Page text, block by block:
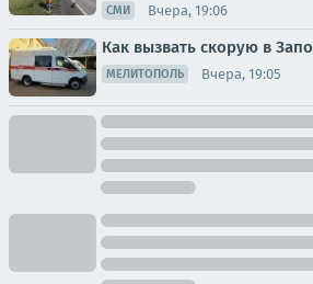
СМИ Вчера, 19:06
Как вызвать скорую в
МЕЛИТОПОЛЬ Вчера, 19:05